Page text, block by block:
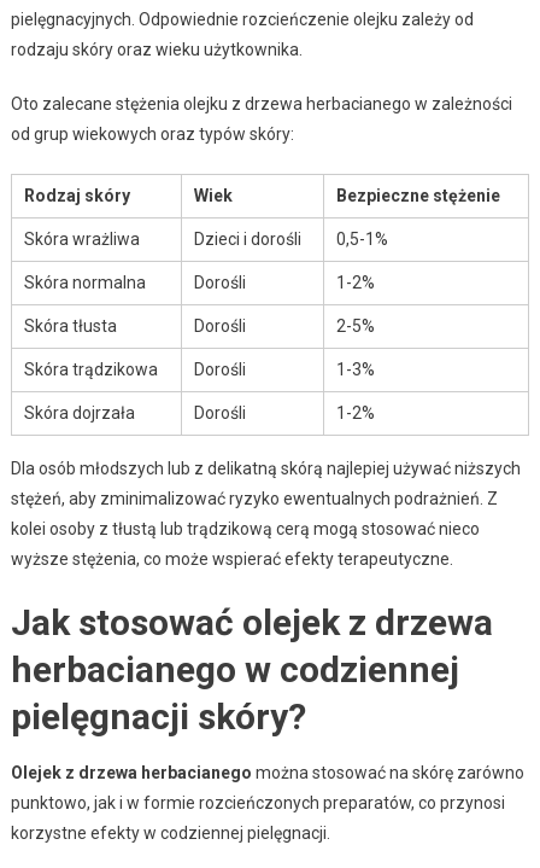
pielęgnacyjnych. Odpowiednie rozcieńczenie olejku zależy od
rodzaju skóry oraz wieku użytkownika.
Oto zalecane stężenia olejku z drzewa herbacianego w zależności
od grup wiekowych oraz typów skóry:
Rodzaj skóry Wiek Bezpieczne stężenie
Skóra wrażliwa Dzieci i dorośli 0,5-1%
Skóra normalna Dorośli 1-2%
Skóra tłusta Dorośli 2-5%
Skóra trądzikowa Dorośli 1-3%
Skóra dojrzała Dorośli 1-2%
Dla osób młodszych lub z delikatną skórą najlepiej używać niższych
stężeń, aby zminimalizować ryzyko ewentualnych podrażnień. Z
kolei osoby z tłustą lub trądzikową cerą mogą stosować nieco
wyższe stężenia, co może wspierać efekty terapeutyczne.
Jak stosować olejek z drzewa
herbacianego w codziennej
pielęgnacji skóry?
Olejek z drzewa herbacianego można stosować na skórę zarówno
punktowo, jak i w formie rozcieńczonych preparatów, co przynosi
korzystne efekty w codziennej pielęgnacji.